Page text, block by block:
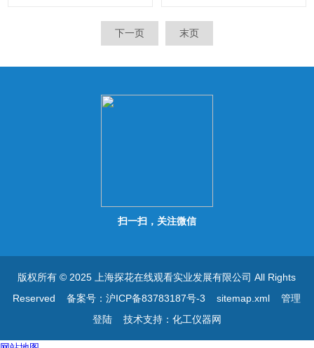
字滤波的速度、幅度以及稳定
滤波的速度、幅度以及稳定的
时间可设置；
下一页 末页
扫一扫，关注微信
版权所有 © 2025 上海探花在线观看实业发展有限公司 All Rights
Reserved备案号：沪ICP备83783187号-3 sitemap.xml
管理
登陆技术支持： 化工仪器网